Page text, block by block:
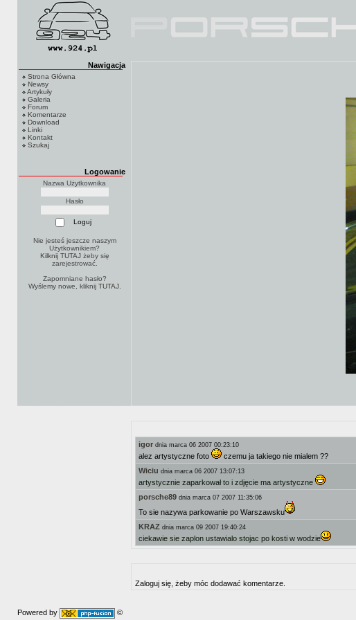
Nawigacja
Strona Główna
Newsy
Artykuły
Galeria
Forum
Komentarze
Download
Linki
Kontakt
Szukaj
Logowanie
Nazwa Użytkownika
Hasło
Nie jesteś jeszcze naszym
Użytkownikiem?
Kilknij TUTAJżeby się
zarejestrować.
Zapomniane hasło?
Wyślemy nowe, kliknij TUTAJ.
igor dnia marca 06 2007 00:23:10
alez artystyczne foto
czemu ja takiego nie mialem ??
Wiciu dnia marca 06 2007 13:07:13
artystycznie zaparkował to i zdjęcie ma artystyczne
porsche89 dnia marca 07 2007 11:35:06
To sie nazywa parkowanie po Warszawsku
KRAZ dnia marca 09 2007 19:40:24
ciekawie sie zaplon ustawialo stojac po kosti w wodzie
Zaloguj się, żeby móc dodawać komentarze.
Powered by ©